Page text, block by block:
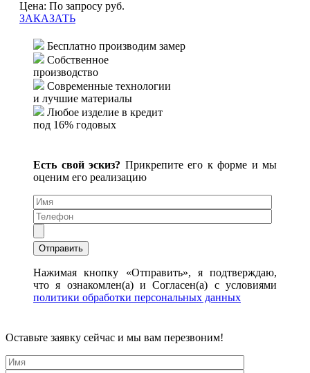
Цена: По запросу руб.
ЗАКАЗАТЬ
Бесплатно производим замер
Собственное
производство
Современные технологии
и лучшие материалы
Любое изделие в кредит
под 16% годовых
Есть свой эскиз? Прикрепите его к форме и мы
оценим его реализацию
Нажимая кнопку «Отправить», я подтверждаю,
что я ознакомлен(а) и Согласен(а) с условиями
политики обработки персональных данных
Оставьте заявку сейчас и мы вам перезвоним!